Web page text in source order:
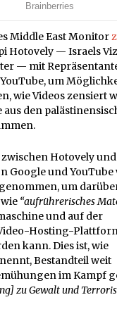
Middle East Monitor
Hotovely — Israels
— mit
um
wie Videos zensiert
den
Hotovely
Google und YouTube
um
“aufrührerisches
und auf der
Hosting-
kann. Dies ist, wie
Bestandteil weit
im Kampf
zu Gewalt und